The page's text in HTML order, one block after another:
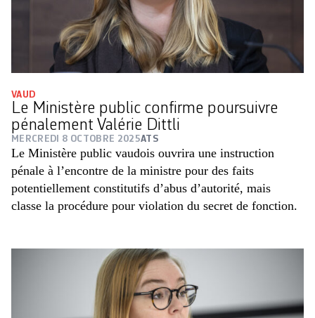
VAUD
Le Ministère public confirme poursuivre
pénalement Valérie Dittli
MERCREDI 8 OCTOBRE 2025ATS
Le Ministère public vaudois ouvrira une instruction
pénale à l’encontre de la ministre pour des faits
potentiellement constitutifs d’abus d’autorité, mais
classe la procédure pour violation du secret de fonction.